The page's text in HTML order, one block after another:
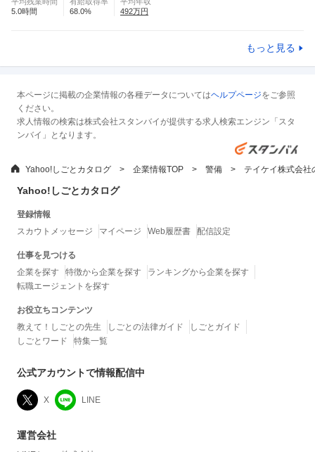
5.0時間
68.0%
492万円
もっと見る
本ページに掲載の企業情報の各種データについてはヘルプページをご参照
ください。
求人情報の検索は株式会社スタンバイが提供する求人検索エンジン「スタ
ンバイ」となります。
Yahoo!しごとカタログ 企業情報TOP 警備 テイケイ株式会社
Yahoo!しごとカタログ
登録情報
スカウトメッセージ
マイページ Web履歴書 配信設定
仕事を見つける
企業を探す
特徴から企業を探す
ランキングから企業を探す
転職エージェントを探す
お役立ちコンテンツ
教えて！しごとの先生
しごとの法律ガイド
しごとガイド
しごとワード
特集一覧
公式アカウントで情報配信中
X LINE
運営会社